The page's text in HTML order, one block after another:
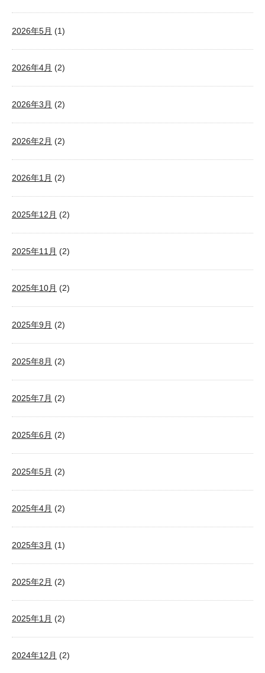
2026年5月 (1)
2026年4月 (2)
2026年3月 (2)
2026年2月 (2)
2026年1月 (2)
2025年12月 (2)
2025年11月 (2)
2025年10月 (2)
2025年9月 (2)
2025年8月 (2)
2025年7月 (2)
2025年6月 (2)
2025年5月 (2)
2025年4月 (2)
2025年3月 (1)
2025年2月 (2)
2025年1月 (2)
2024年12月 (2)